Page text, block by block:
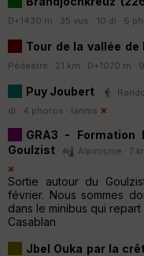
D+1430 m · 35 vus · 10 dl · 6
Tour de la vallée
Pédestre · 21 km · D+1070 m ·
Puy Joubert
dl · 4 photos · Iannis
GRA3 - Formation
Goulzist
Alpinisme · 7
Sortie autour du
février. Nous sommes
dans le minibus qui
Casablan
Jbel Ouka par la